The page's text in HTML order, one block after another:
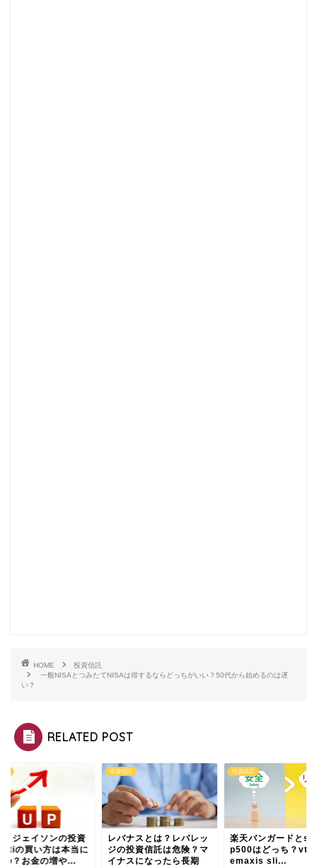
HOME
投資信託
一般NISAとつみたてNISAは得するならどっちがいい？50代から始めるのは遅
い？
RELATED POST
ナスとは？レバレッ
投資信託は危険？マ
スになったら長期
投資信託
楽天バンガードとs＆
p500はどっち？vtiと
emaxis sli...
投資信託
厚切りジェイソンの
楽天vtiの買い方は本
良いの？お金の増や